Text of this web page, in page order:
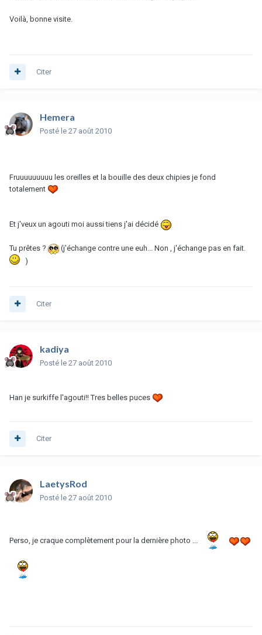
Voilà, bonne visite.
Citer
Hemera
Posté le 27 août 2010
Fruuuuuuuuu les oreilles et la bouille des deux chipies je fond
totalement
Et j'veux un agouti moi aussi tiens j'ai décidé
Tu prêtes ?
(j'échange contre une euh... Non , j'échange pas en fait.
)
Citer
kadiya
Posté le 27 août 2010
Han je surkiffe l'agouti!! Tres belles puces
Citer
LaetysRod
Posté le 27 août 2010
Perso, je craque complètement pour la dernière photo ...